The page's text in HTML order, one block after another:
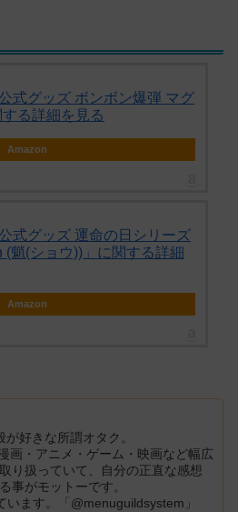
式グッズ ボンボン爆弾 マグ
る詳細を見る
Amazon
式グッズ 運命の日シリーズ
(魈(ショウ))」に関する詳細
Amazon
が好きな所謂オタク。
画・アニメ・ゲーム・映画など幅広
り扱っていて、自分の正直な感想
事がモットーです。
います。「@menuguildsystem」